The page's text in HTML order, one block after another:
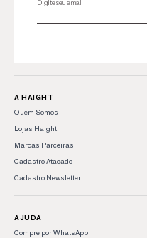
A HAIGHT
Quem Somos
Lojas Haight
Marcas Parceiras
Cadastro Atacado
Cadastro Newsletter
AJUDA
Compre por WhatsApp